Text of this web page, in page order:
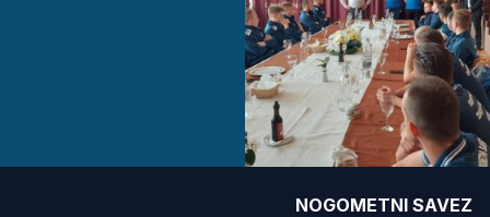
NOGOMETNI SAVEZ